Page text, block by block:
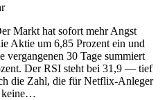
Markt hat sofort mehr Angst
Aktie um 6,85 Prozent ein und
vergangenen 30 Tage summiert
Der RSI steht bei 31,9 — tief
die Zahl, die für Netflix-Anleger
keine…